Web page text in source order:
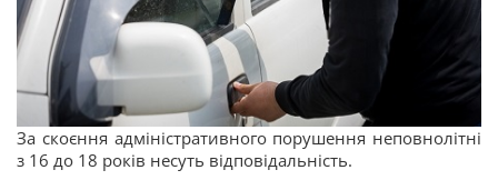
За скоєння адміністративного порушення неповнолітні
з 16 до 18 років несуть відповідальність.